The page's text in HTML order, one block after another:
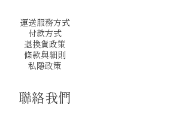
運送服務方式
付款方式
退換貨政策
條款與細則
私隱政策
聯絡我們